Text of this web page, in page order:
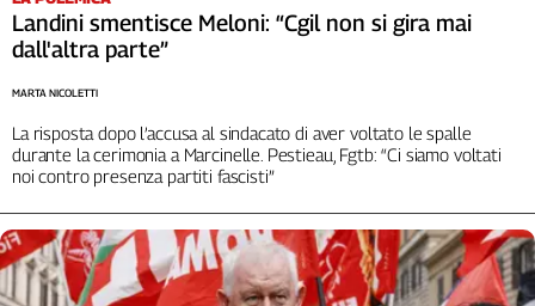
Landini smentisce Meloni: “Cgil non si gira mai
dall'altra parte”
La risposta dopo l’accusa al sindacato di aver voltato le spalle
durante la cerimonia a Marcinelle. Pestieau, Fgtb: “Ci siamo voltati
noi contro presenza partiti fascisti”
MARTA NICOLETTI